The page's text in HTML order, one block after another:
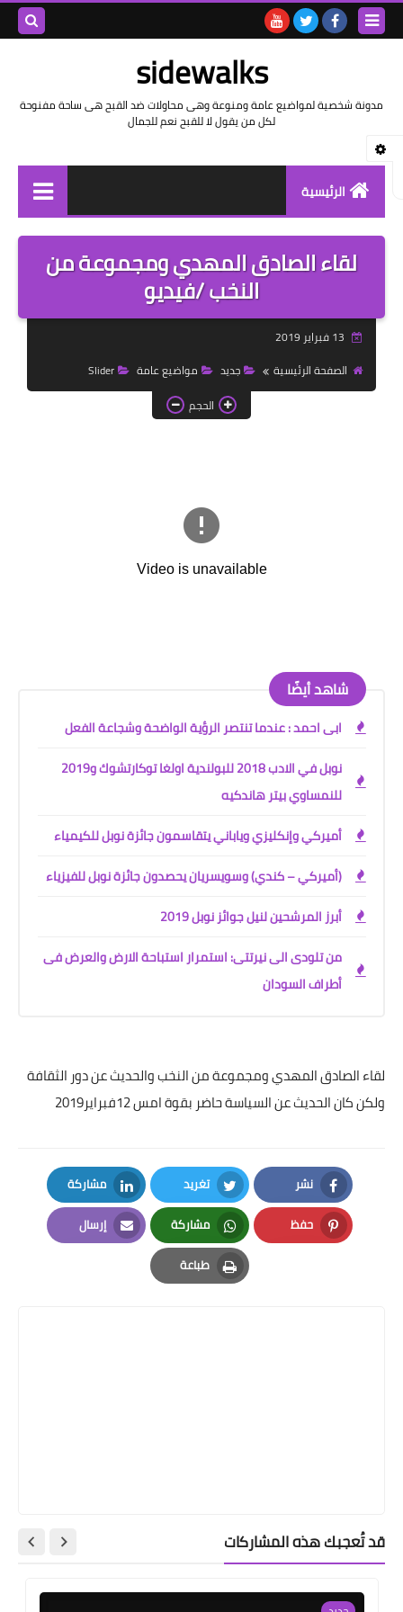
sidewalks
مدونة شخصية لمواضيع عامة ومنوعة وهى محاولات ضد القبح هى ساحة مفنوحة
لكل من يقول لا للقبح نعم للجمال
الرئيسية
توثيق وتاريخ
بيانات
تقارير
خواطر بالفصحى
خواطر قصصية
فيديو
مجرد راى
لقاء الصادق المهدي ومجموعة من
النخب /فيديو
الصفحة الرئيسية
جديد مواضيع عامة
Slider
الحجم
شاهد أيضًا
ابى احمد : عندما تنتصر الرؤية الواضحة وشجاعة الفعل
نوبل في الادب 2018 للبولندية اولغا توكارتشوك و2019
للنمساوي بيتر هاندكيه
أميركي وإنكليزي وياباني يتقاسمون جائزة نوبل للكيمياء
(أميركي – كندي) وسويسريان يحصدون جائزة نوبل للفيزياء
أبرز المرشحين لنيل جوائز نوبل 2019
من تلودى الى نيرتتى: استمرار استباحة الارض والعرض فى
أطراف السودان
لقاء الصادق المهدي ومجموعة من النخب والحديث عن دور الثقافة
ولكن كان الحديث عن السياسة حاضر بقوة امس 12فبراير2019
نشر
Facebook
تغريد
Twitter
مشاركة
LinkedIn
حفظ
Pinterest
مشاركة
Whatsapp
إرسال
Email
طباعة
Print
قد تُعجبك هذه المشاركات